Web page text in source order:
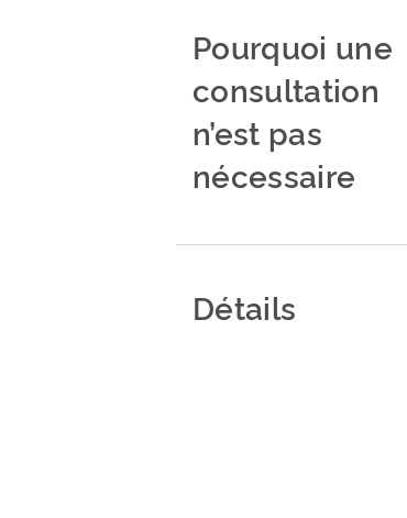
Pourquoi une
consultation
n’est pas
nécessaire
Détails